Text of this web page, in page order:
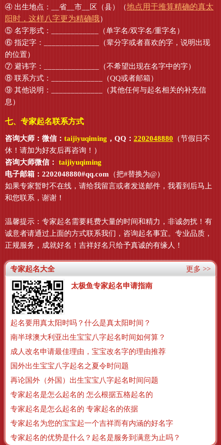
④ 出生地点：__省__市__区（县）（地点用于推算精确的真太
阳时，这样八字更为精确哦）
⑤ 名字形式：____________（单字名/双字名/重字名）
⑥ 指定字：______________（辈分字或者喜欢的字，说明出现
的位置）
⑦ 避讳字：______________（不希望出现在名字中的字）
⑧ 联系方式：_____________（QQ或者邮箱）
⑨ 其他说明：_____________（其他任何与起名相关的补充信
息）
七、专家起名联系方式
咨询大师：微信： taijiyuqiming ，QQ： 2202048880 （节假日不
休！请加为好友后再咨询！）
咨询大师微信： taijiyuqiming
电子邮箱：2202048880#qq.com （把#替换为@）
如果专家暂时不在线，请给我留言或者发送邮件，我看到后马上
和您联系，谢谢！
温馨提示：专家起名需要耗费大量的时间和精力，非诚勿扰！有
诚意者请通过上面的方式联系我们，咨询起名事宜。专业品质，
正规服务，成就好名！吉祥好名只给予真诚的有缘人！
更多 >>
专家起名大全
太极鱼专家起名申请指南
起名要用真太阳时吗？什么是真太阳时间？
南半球澳大利亚出生宝宝八字起名时间如何算？
成人改名申请最佳理由，宝宝改名字的理由推荐
国外出生宝宝八字起名之夏令时问题
再论国外（外国）出生宝宝八字起名时间问题
专家起名是怎么起名的 怎么根据五格起名的
专家起名是怎么起名的 专家起名的依据
专家起名为您的宝宝起一个吉祥而有内涵的好名字
专家起名的优势是什么？起名是服务到满意为止吗？